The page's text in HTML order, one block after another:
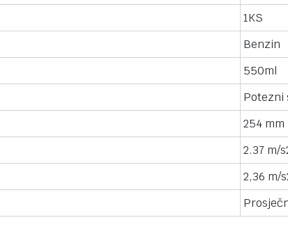
1KS
Benzin
550ml
Potezni
254 mm
2.37 m/
2,36 m/